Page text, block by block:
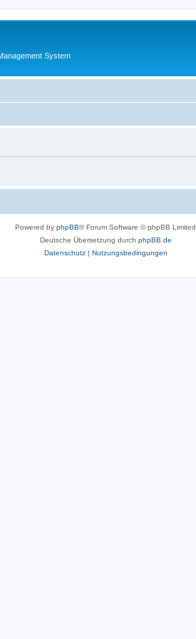
System
Powered by phpBB® Forum Software © phpBB Limited
Deutsche Übersetzung durch phpBB.de
Datenschutz| Nutzungsbedingungen